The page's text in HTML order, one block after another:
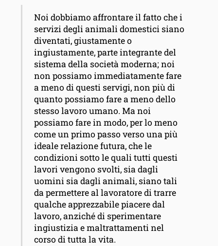
Noi dobbiamo affrontare il fatto che i
servizi degli animali domestici siano
diventati, giustamente o
ingiustamente, parte integrante del
sistema della società moderna; noi
non possiamo immediatamente fare
a meno di questi servigi, non più di
quanto possiamo fare a meno dello
stesso lavoro umano. Ma noi
possiamo fare in modo, per lo meno
come un primo passo verso una più
ideale relazione futura, che le
condizioni sotto le quali tutti questi
lavori vengono svolti, sia dagli
uomini sia dagli animali, siano tali
da permettere al lavoratore di trarre
qualche apprezzabile piacere dal
lavoro, anziché di sperimentare
ingiustizia e maltrattamenti nel
corso di tutta la vita.